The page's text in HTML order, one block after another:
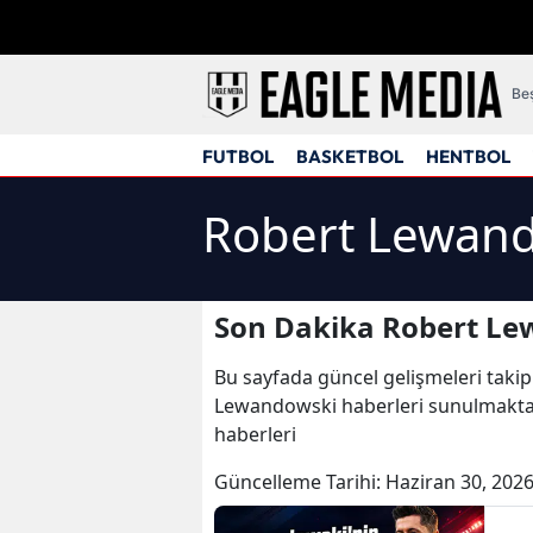
FUTBOL BASKETBOL HENTBOL
Robert
Son Dakika Robert
Bu sayfada güncel gelişmeleri
Lewandowski haberleri
haberleri
Güncelleme Tarihi: Haziran 30,